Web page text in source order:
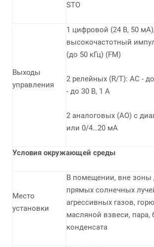
STO
Выходы
управления
1 цифровой (24 В, 50
высокочастотный
(до 50 кГц) (FM)
2 релейных (R/T): AC -
- до 30 В, 1 А
2 аналоговых (АО) с
или 0/4…20 мА
Условия окружающей среды
Место
установки
В помещении, вне зоны
прямых солнечных
агрессивных газов,
масляной взвеси, пара,
конденсата